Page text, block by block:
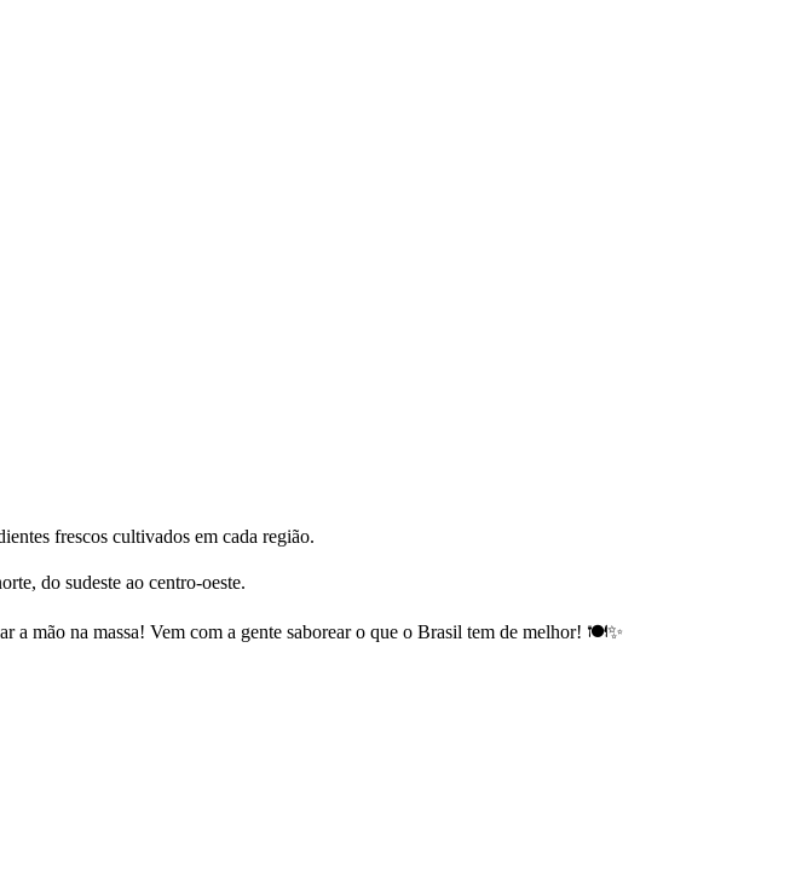
frescos cultivados em cada região.
do sudeste ao centro-oeste.
a mão na massa! Vem com a gente saborear o que o Brasil tem de melhor! 🍽️✨